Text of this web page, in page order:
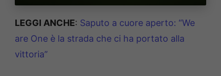
LEGGI ANCHE: Saputo a cuore aperto: “We
are One è la strada che ci ha portato alla
vittoria”